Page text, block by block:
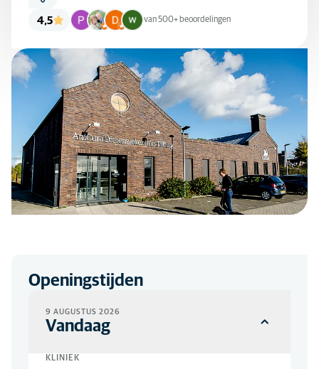
4,5 van 500+ beoordelingen
Openingstijden
9 AUGUSTUS 2026
Vandaag
KLINIEK